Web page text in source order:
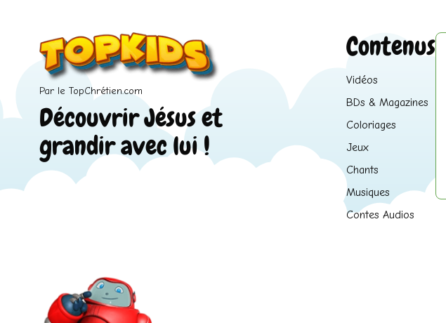
Par le TopChrétien.com
Découvrir Jésus et
grandir avec lui !
Contenus
Vidéos
BDs & Magazines
Coloriages
Jeux
Chants
Musiques
Contes Audios